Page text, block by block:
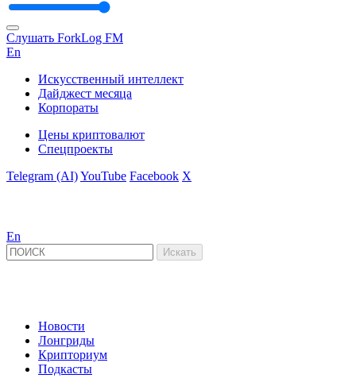
Слушать ForkLog FM
En
Искусственный интеллект
Дайджест месяца
Корпораты
Цены криптовалют
Спецпроекты
Telegram (AI)YouTube Facebook X
En
Новости
Лонгриды
Крипториум
Подкасты